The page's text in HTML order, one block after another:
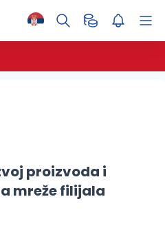
proizvoda i
mreže filijala